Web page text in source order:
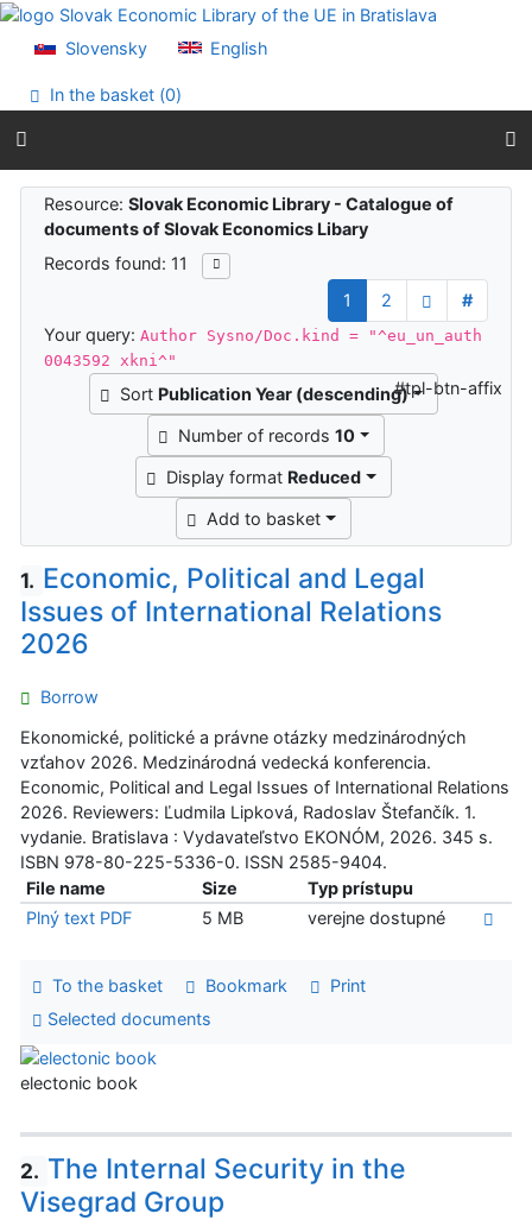
Go to content
Accessibility declaration
Slovensky English
In the basket (0)
Search results
Resource:Slovak Economic Library - Catalogue of
documents of Slovak Economics Libary
Records found: 11
1
2
#
Your query:Author Sysno/Doc.kind = "^eu_un_auth
0043592 xkni^"
Sort Publication Year (descending)
Number of records 10
Display format Reduced
Add to basket
#tpl-btn-affix
1. Economic, Political and Legal
Issues of International Relations
2026
Borrow
Ekonomické, politické a právne otázky medzinárodných
vzťahov 2026. Medzinárodná vedecká konferencia.
Economic, Political and Legal Issues of International Relations
2026. Reviewers: Ľudmila Lipková, Radoslav Štefančík. 1.
vydanie. Bratislava : Vydavateľstvo EKONÓM, 2026. 345 s.
ISBN 978-80-225-5336-0. ISSN 2585-9404.
File name
Size
Typ prístupu
Plný text PDF
5 MB verejne dostupné
To the basket Bookmark
Print
Selected documents
electonic book
2. The Internal Security in the
Visegrad Group